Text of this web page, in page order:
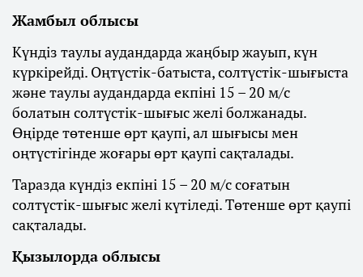
Жамбыл облысы
Күндіз таулы аудандарда жаңбыр жауып, күн
күркірейді. Оңтүстік-батыста, солтүстік-шығыста
және таулы аудандарда екпіні 15 – 20 м/с
болатын солтүстік-шығыс желі болжанады.
Өңірде төтенше өрт қаупі, ал шығысы мен
оңтүстігінде жоғары өрт қаупі сақталады.
Таразда күндіз екпіні 15 – 20 м/с соғатын
солтүстік-шығыс желі күтіледі. Төтенше өрт қаупі
сақталады.
Қызылорда облысы